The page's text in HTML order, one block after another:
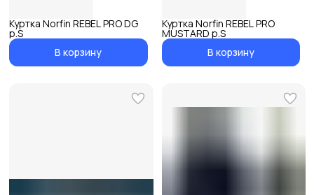
Куртка Norfin REBEL PRO DG
р.S
В корзину
Куртка Norfin REBEL PRO
MUSTARD р.S
В корзину